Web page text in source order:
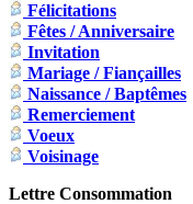
Félicitations
Fêtes / Anniversaire
Invitation
Mariage / Fiançailles
Naissance / Baptêmes
Remerciement
Voeux
Voisinage
Lettre Consommation